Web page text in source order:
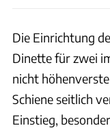
Die Einrichtung
Dinette für zwei
nicht
Schiene seitlich
Einstieg,